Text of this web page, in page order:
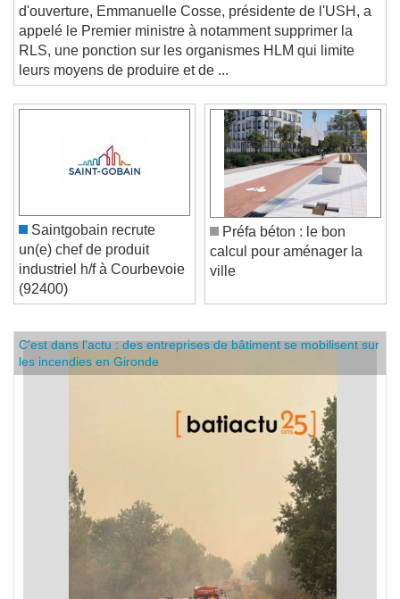
85ème CONGRES HLM. Lors de son discours
d'ouverture, Emmanuelle Cosse, présidente de l'USH, a
appelé le Premier ministre à notamment supprimer la
RLS, une ponction sur les organismes HLM qui limite
leurs moyens de produire et de ...
Saintgobain recrute
un(e) chef de produit
industriel h/f à Courbevoie
(92400)
Préfa béton : le bon
calcul pour aménager la
C'est dans l'actu : des entreprises de bâtiment se mobilisent sur
les incendies en Gironde